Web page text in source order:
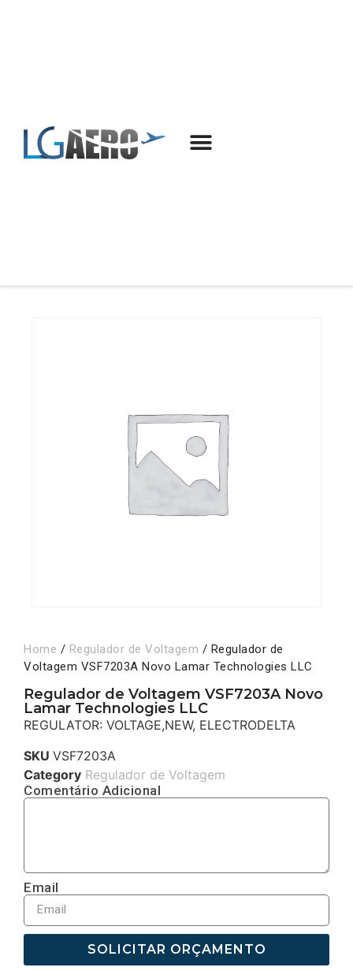
Home / Regulador de Voltagem / Regulador de
Voltagem VSF7203A Novo Lamar Technologies LLC
Regulador de Voltagem VSF7203A Novo
Lamar Technologies LLC
REGULATOR: VOLTAGE,NEW, ELECTRODELTA
SKU VSF7203A
Category Regulador de Voltagem
Comentário Adicional
Email
SOLICITAR ORÇAMENTO